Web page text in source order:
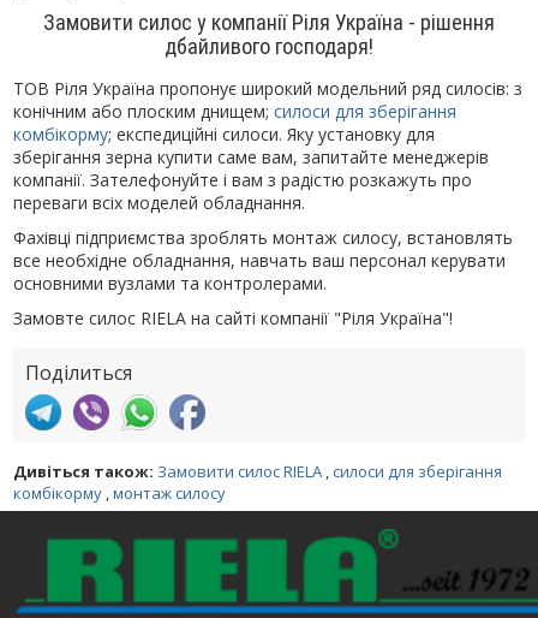
Замовити силос у компанії Ріля Україна - рішення
дбайливого господаря!
ТОВ Ріля Україна пропонує широкий модельний ряд силосів: з
конічним або плоским днищем; силоси для зберігання
комбікорму; експедиційні силоси. Яку установку для
зберігання зерна купити саме вам, запитайте менеджерів
компанії. Зателефонуйте і вам з радістю розкажуть про
переваги всіх моделей обладнання.
Фахівці підприємства зроблять монтаж силосу, встановлять
все необхідне обладнання, навчать ваш персонал керувати
основними вузлами та контролерами.
Замовте силос RIELA на сайті компанії "Ріля Україна"!
Поділиться
Дивіться також: Замовити силос RIELA силоси для зберігання
комбікорму монтаж силосу